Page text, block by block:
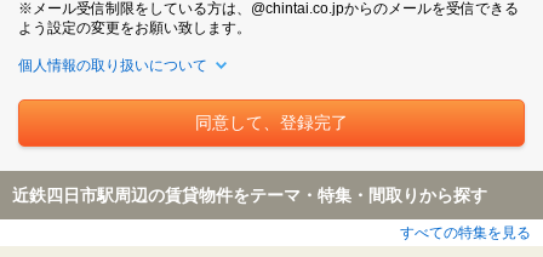
※メール受信制限をしている方は、@chintai.co.jpからのメールを受信できる
よう設定の変更をお願い致します。
個人情報の取り扱いについて
近鉄四日市駅周辺の賃貸物件をテーマ・特集・間取りから探す
すべての特集を見る